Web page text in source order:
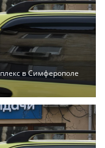
в Симферополе